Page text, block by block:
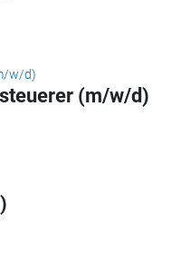
(m/w/d)